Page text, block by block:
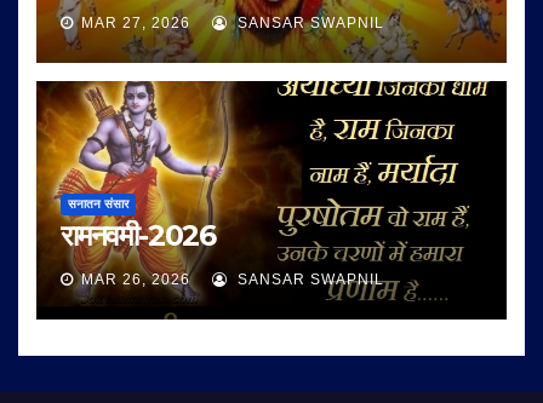
MAR 27, 2026 SANSAR SWAPNIL
सनातन संसार
रामनवमी-2026
MAR 26, 2026 SANSAR SWAPNIL